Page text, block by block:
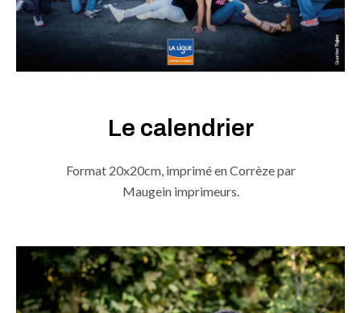
Le calendrier
Format 20x20cm, imprimé en Corrèze par
Maugein imprimeurs.